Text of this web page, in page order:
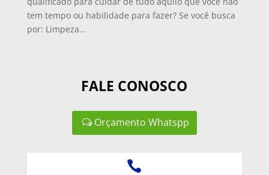
tem tempo ou habilidade para fazer? Se você busca
por: Limpeza...
FALE CONOSCO
Orçamento Whatspp
